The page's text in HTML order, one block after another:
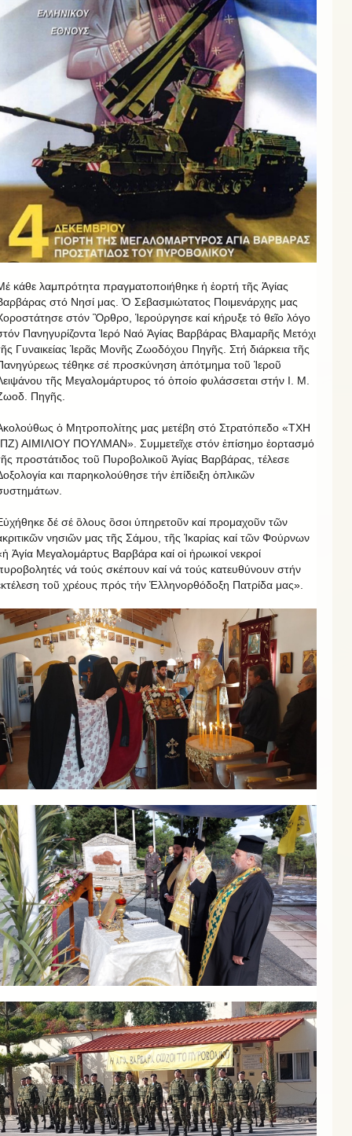
κάθε λαμπρότητα πραγματοποιήθηκε ἡ ἑορτή τῆς Ἁγίας
στό Νησί μας. Ὁ Σεβασμιώτατος Ποιμενάρχης μας
στόν Ὂρθρο, Ἱερούργησε καί κήρυξε τό θεῖο λόγο
Πανηγυρίζοντα Ἱερό Ναό Ἁγίας Βαρβάρας Βλαμαρῆς Μετόχι
Γυναικείας Ἱερᾶς Μονῆς Ζωοδόχου Πηγῆς. Στή διάρκεια τῆς
τέθηκε σέ προσκύνηση ἀπότμημα τοῦ Ἱεροῦ
τῆς Μεγαλομάρτυρος τό ὁποίο φυλάσσεται στήν Ι. Μ.
Πηγῆς.
ὁ Μητροπολίτης μας μετέβη στό Στρατόπεδο «ΤΧΗ
ΑΙΜΙΛΙΟΥ ΠΟΥΛΜΑΝ». Συμμετεῖχε στόν ἐπίσημο ἑορτασμό
προστάτιδος τοῦ Πυροβολικοῦ Ἁγίας Βαρβάρας, τέλεσε
και παρηκολούθησε τήν ἐπίδειξη ὁπλικῶν
δέ σέ ὃλους ὂσοι ὑπηρετοῦν καί προμαχοῦν τῶν
νησιῶν μας τῆς Σάμου, τῆς Ἰκαρίας καί τῶν Φούρνων
Ἁγία Μεγαλομάρτυς Βαρβάρα καί οἱ ἡρωικοί νεκροί
νά τούς σκέπουν καί νά τούς κατευθύνουν στήν
τοῦ χρέους πρός τήν Ἑλληνορθόδοξη Πατρίδα μας».